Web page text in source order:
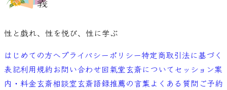
性と戯れ、性を悦び、性に学ぶ
はじめての方へプライバシーポリシー特定商取引法に基づく
表記利用規約お問い合わせ回氣堂玄斎についてセッション案
内・料金玄斎相談室玄斎語録推薦の言葉よくある質問 ご予約